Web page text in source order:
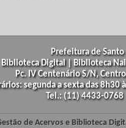
Prefeitura de
Biblioteca Digital | Biblioteca
Pc. IV Centenário S/N,
segunda a sexta das
Tel.: (11) 4433-
de Acervos e Biblioteca